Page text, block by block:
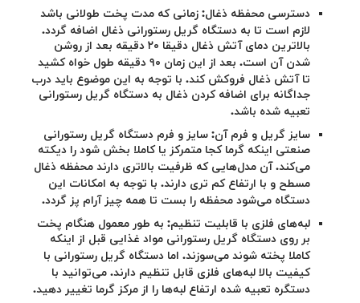
دسترسی محفظه ذغال: زمانی که مدت پخت طولانی باشد
لازم است تا به دستگاه گریل رستورانی ذغال اضافه گردد.
بالاترین دمای آتش ذغال دقیقا ۲۰ دقیقه بعد از روشن
شدن آن است. بعد از این زمان ۹۰ دقیقه طول خواه کشید
تا آتش ذغال فروکش کند. با توجه به این موضوع باید درب
جداگانه برای اضافه کردن ذغال به دستگاه گریل رستورانی
تعبیه شده باشد.
سایز گریل و فرم آن: سایز و فرم دستگاه گریل رستورانی
صنعتی اینکه گرما کجا متمرکز یا کاملا بخش شود را دیکته
می‌کند. آن مدل‌هایی که ظرفیت بالاتری دارند محفظه ذغال
مسطح و با ارتفاع کم تری دارند. با توجه به امکانات این
دستگاه می‌شود محفظه را بست تا همه چیز آرام پز گردد.
لبه‌های فلزی با قابلیت تنظیم: به طور معمول هنگام پخت
بر روی دستگاه گریل رستورانی مواد غذایی قبل از اینکه
کاملا پخته شوند می‌سوزند. اما دستگاه گریل رستورانی با
کیفیت بالا لبه‌های فلزی قابل تنظیم دارند. می‌توانید با
دستگره تعبیه شده ارتفاع لبه‌ها را از مرکز گرما تغییر دهید.